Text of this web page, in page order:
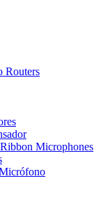
Routers
Microphones